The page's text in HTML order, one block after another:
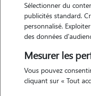
pour moi une opportunité
leurs différent rythme de
Expérience
ayant grandi entourer
Sélectionner du
publicités standard.
personnalisé.
des données
Mesurer les
Vous pouvez
cliquant sur « Tout